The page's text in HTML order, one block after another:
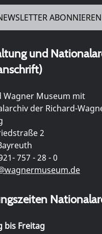
ABONNIEREN
und
Wagner Museum mit
der Richard-
2
757 - 28 - 0
bis Freitag